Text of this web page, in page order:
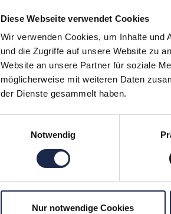
Diese Webseite verwendet Cookies
Wir verwenden Cookies, um Inhalte und
und die Zugriffe auf unsere Website zu
Website an unsere Partner für soziale
möglicherweise mit weiteren Daten
der Dienste gesammelt haben.
Notwendig
Nur notwendige Cookies
2020 gründete Lukas Görög
anbietet.
https://
Predictea Link:
E F